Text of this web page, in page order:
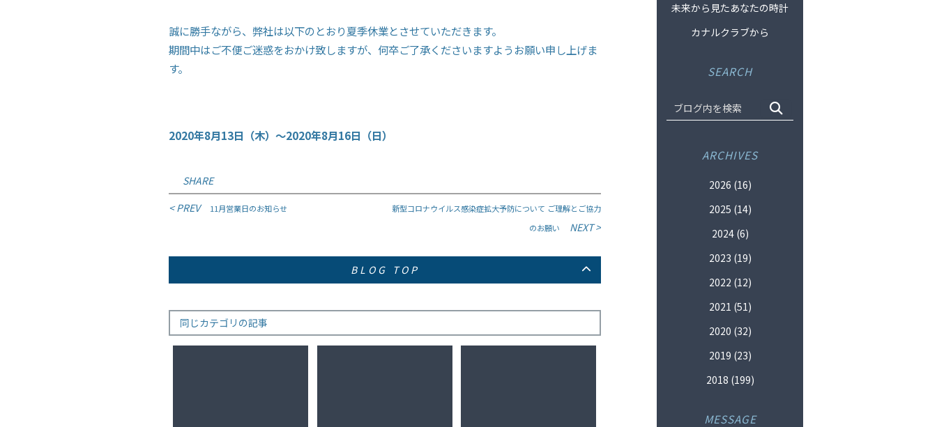
誠に勝手ながら、弊社は以下のとおり夏季休業とさせていただきます。
期間中はご不便ご迷惑をおかけ致しますが、何卒ご了承くださいますようお願い申し上げま
す。
2020年8月13日（木）～2020年8月16日（日）
SHARE
投
ナ
シ
< PREV 11月営業日のお知らせ
新型コロナウイルス感染症拡大予防について ご理解とご協力
のお願い
NEXT >
BLOG TOP
同じカテゴリの記事
未来から見たあなたの時計
カナルクラブから
SEARCH
ARCHIVES
2026 (16)
2025 (14)
2024(6)
2023 (19)
2022 (12)
2021 (51)
2020 (32)
2019 (23)
2018 (199)
MESSAGE